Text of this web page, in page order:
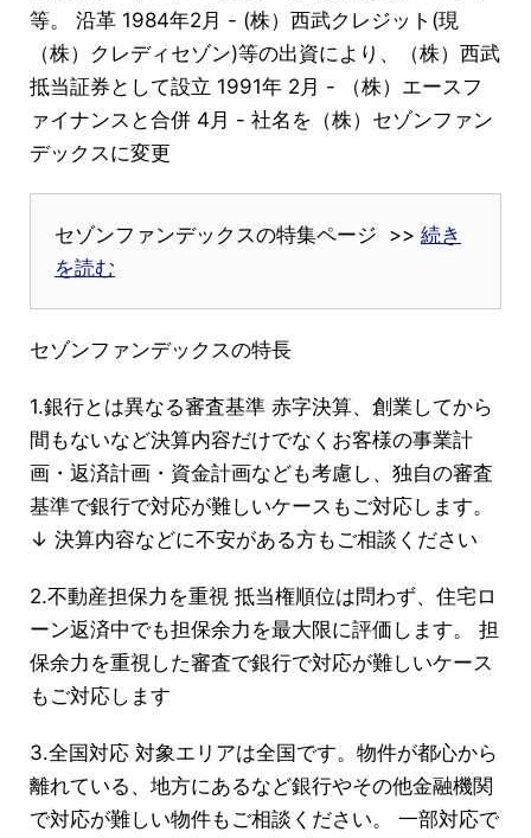
等。 沿革 1984年2月 - (株）西武クレジット(現
（株）クレディセゾン)等の出資により、（株）西武
抵当証券として設立 1991年 2月 - （株）エースフ
ァイナンスと合併 4月 - 社名を（株）セゾンファン
デックスに変更
セゾンファンデックスの特集ページ >> 続き
を読む
セゾンファンデックスの特長
1.銀行とは異なる審査基準 赤字決算、創業してから
間もないなど決算内容だけでなくお客様の事業計
画・返済計画・資金計画なども考慮し、独自の審査
基準で銀行で対応が難しいケースもご対応します。
↓ 決算内容などに不安がある方もご相談ください
2.不動産担保力を重視 抵当権順位は問わず、住宅ロ
ーン返済中でも担保余力を最大限に評価します。 担
保余力を重視した審査で銀行で対応が難しいケース
もご対応します
3.全国対応 対象エリアは全国です。物件が都心から
離れている、地方にあるなど銀行やその他金融機関
で対応が難しい物件もご相談ください。 一部対応で